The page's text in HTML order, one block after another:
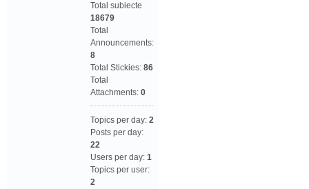
Total subiecte
18679
Total
Announcements:
8
Total Stickies: 86
Total
Attachments: 0
Topics per day: 2
Posts per day:
22
Users per day: 1
Topics per user:
2